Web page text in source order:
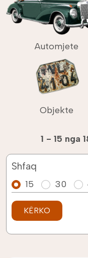
Automjete
Objekte
1 - 15 nga
Shfaq
15 30
KËRKO